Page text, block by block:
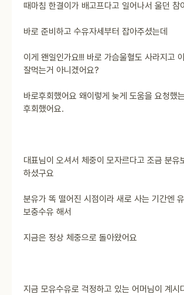
때마침 한결이가 배고프다고 일어나서 울던 참
바로 준비하고 수유자세부터 잡아주셨는데
이게 왠일인가요!!! 바로 가슴울혈도 사라지고
잘먹는거 아니겠어요?
바로후회했어요 왜이렇게 늦게 도움을 요청했
후회했어요.
대표님이 오셔서 체중이 모자르다고 조금 분유
하셨구요
분유가 똑 떨어진 시점이라 새로 사는 기간엔
보충수유 해서
지금은 정상 체중으로 돌아왔어요
지금 모유수유로 걱정하고 있는 어머님이 계시